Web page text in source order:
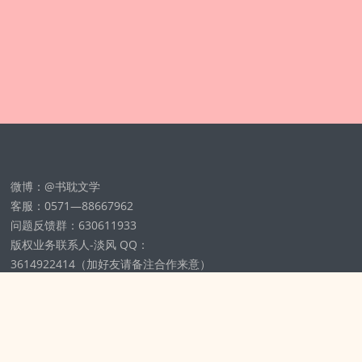
微博：@书耽文学
客服：0571—88667962
问题反馈群：630611933
版权业务联系人-淡风 QQ：
3614922414（加好友请备注合作来意）